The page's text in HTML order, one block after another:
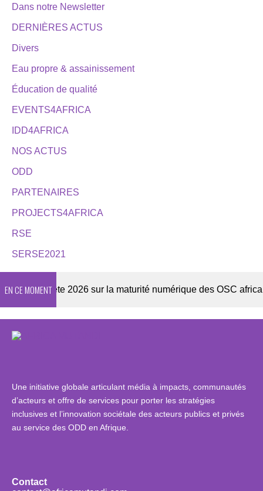
Dans notre Newsletter
DERNIÈRES ACTUS
Divers
Eau propre & assainissement
Éducation de qualité
EVENTS4AFRICA
IDD4AFRICA
NOS ACTUS
ODD
PARTENAIRES
PROJECTS4AFRICA
RSE
SERSE2021
EN CE MOMENT
Enquête 2026 sur la maturité numérique des OSC africaines
Une initiative globale articulant média à impacts, communautés
d’acteurs et offre de services pour porter les stratégies
inclusives et l’innovation sociétale des acteurs publics et privés
au service des ODD en Afrique.
Contact